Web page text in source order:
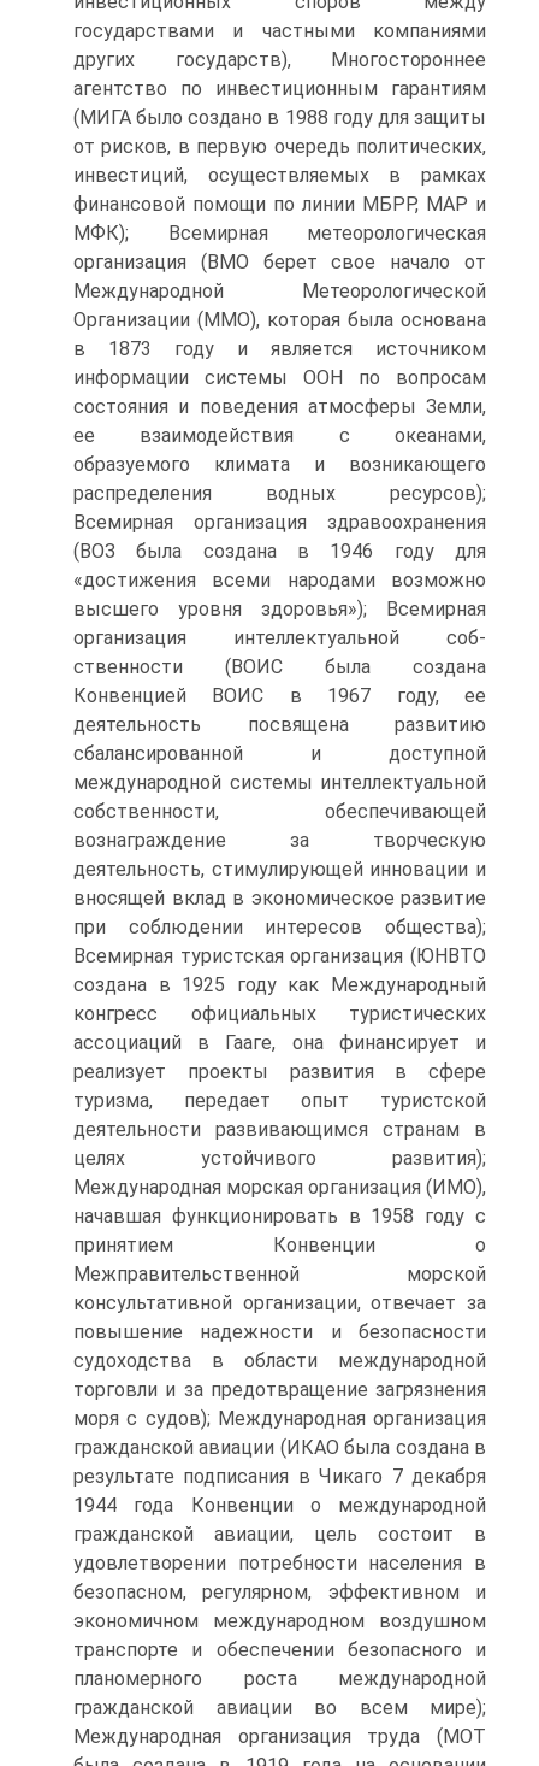
государствами и частными компаниями
других государств), Многостороннее
агентство по инвестиционным гарантиям
(МИГА было созда­но в 1988 году для защиты
от рисков, в первую очередь поли­тических,
инвестиций, осуществляемых в рамках
финансовой помощи по линии МБРР, МАР и
МФК); Всемирная метеороло­гическая
организация (ВМО берет свое начало от
Междуна­родной Метеорологической
Организации (ММО), которая бы­ла основана
в 1873 году и является источником
информации системы ООН по вопросам
состояния и поведения атмосферы Земли,
ее взаимодействия с океанами,
образуемого климата и возникающего
распределения водных ресурсов);
Всемирная организация здравоохранения
(ВОЗ была создана в 1946 году для
«достижения всеми народами возможно
высшего уровня здоровья»); Всемирная
организация интеллектуальной соб­
ственности (ВОИС была создана
Конвенцией ВОИС в 1967 го­ду, ее
деятельность посвящена развитию
сбалансированной и доступной
международной системы интеллектуальной
соб­ственности, обеспечивающей
вознаграждение за творческую
деятельность, стимулирующей инновации и
вносящей вклад в экономическое развитие
при соблюдении интересов обще­ства);
Всемирная туристская организация (ЮНВТО
создана в 1925 году как Международный
конгресс официальных тури­стических
ассоциаций в Гааге, она финансирует и
реализует проекты развития в сфере
туризма, передает опыт туристской
деятельности развивающимся странам в
целях устойчивого развития);
Международная морская организация (ИМО),
начавшая функционировать в 1958 году с
принятием Конвен­ции о
Межправительственной морской
консультативной орга­низации, отвечает за
повышение надежности и безопасности
судоходства в области международной
торговли и за предот­вращение загрязнения
моря с судов); Международная органи­зация
гражданской авиации (ИКАО была создана в
результате подписания в Чикаго 7 декабря
1944 года Конвенции о между­народной
гражданской авиации, цель состоит в
удовлетворе­нии потребности населения в
безопасном, регулярном, эффек­тивном и
экономичном международном воздушном
транспор­те и обеспечении безопасного и
планомерного роста междуна­родной
гражданской авиации во всем мире);
Международная организация труда (МОТ